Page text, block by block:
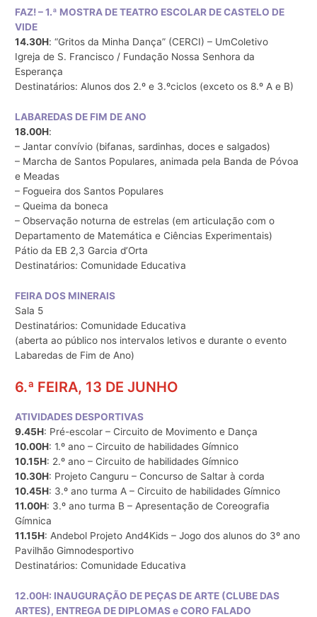
FAZ! – 1.ª MOSTRA DE TEATRO ESCOLAR DE CASTELO DE
VIDE
14.30H: “Gritos da Minha Dança” (CERCI) – UmColetivo
Igreja de S. Francisco / Fundação Nossa Senhora da
Esperança
Destinatários: Alunos dos 2.º e 3.ºciclos (exceto os 8.º A e B)
LABAREDAS DE FIM DE ANO
18.00H:
– Jantar convívio (bifanas, sardinhas, doces e salgados)
– Marcha de Santos Populares, animada pela Banda de Póvoa
e Meadas
– Fogueira dos Santos Populares
– Queima da boneca
– Observação noturna de estrelas (em articulação com o
Departamento de Matemática e Ciências Experimentais)
Pátio da EB 2,3 Garcia d’Orta
Destinatários: Comunidade Educativa
FEIRA DOS MINERAIS
Sala 5
Destinatários: Comunidade Educativa
(aberta ao público nos intervalos letivos e durante o evento
Labaredas de Fim de Ano)
6.ª FEIRA, 13 DE JUNHO
ATIVIDADES DESPORTIVAS
9.45H: Pré-escolar – Circuito de Movimento e Dança
10.00H: 1.º ano – Circuito de habilidades Gímnico
10.15H: 2.º ano – Circuito de habilidades Gímnico
10.30H: Projeto Canguru – Concurso de Saltar à corda
10.45H: 3.º ano turma A – Circuito de habilidades Gímnico
11.00H: 3.º ano turma B – Apresentação de Coreografia
Gímnica
11.15H: Andebol Projeto And4Kids – Jogo dos alunos do 3º ano
Pavilhão Gimnodesportivo
Destinatários: Comunidade Educativa
12.00H: INAUGURAÇÃO DE PEÇAS DE ARTE (CLUBE DAS
ARTES), ENTREGA DE DIPLOMAS e CORO FALADO